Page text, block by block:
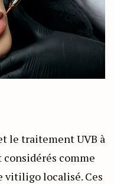
le traitement UVB à
comme
vitiligo localisé. Ces